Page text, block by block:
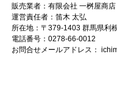
販売業者：有限会社 一桝屋商店
運営責任者：笛木 太弘
所在地：〒379-1403 群馬県利
電話番号：0278-66-0012
お問合せメールアドレス：